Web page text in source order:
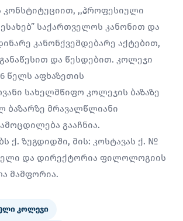
,,პროფესიული
საქართველოს კანონით და
კანონქვემდებარე აქტებით,
და წესდებით. კოლეჯი
წელს აფხაზეთის
სახელმწიფო კოლეჯის ბაზაზე
ბაზარზე მრავალწლიანი
გააჩნია.
ქ. ზუგდიდში, მის: კოსტავას ქ. №
და დირექტორია ფილოლოგიის
მამფორია.
კოლეჯი